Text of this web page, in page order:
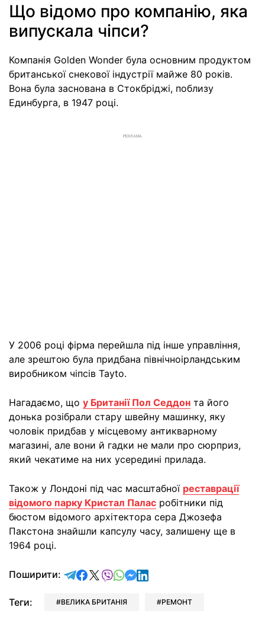
Що відомо про компанію, яка
випускала чіпси?
Компанія Golden Wonder була основним продуктом
британської снекової індустрії майже 80 років.
Вона була заснована в Стокбріджі, поблизу
Единбурга, в 1947 році.
РЕКЛАМА
У 2006 році фірма перейшла під інше управління,
але зрештою була придбана північноірландським
виробником чіпсів Tayto.
Нагадаємо, що у Британії Пол Седдон та його
донька розібрали стару швейну машинку, яку
чоловік придбав у місцевому антикварному
магазині, але вони й гадки не мали про сюрприз,
який чекатиме на них усередині прилада.
Також у Лондоні під час масштабної реставрації
відомого парку Кристал Палас робітники під
бюстом відомого архітектора сера Джозефа
Пакстона знайшли капсулу часу, залишену ще в
1964 році.
Поширити: відправити у Telegram
поділитись у Facebook
поділитись у X
відправити у Viber
відправити у Whatsapp
відправити у Messenger
відправити у LinkedIn
Теги: ВЕЛИКА БРИТАНІЯ РЕМОНТ